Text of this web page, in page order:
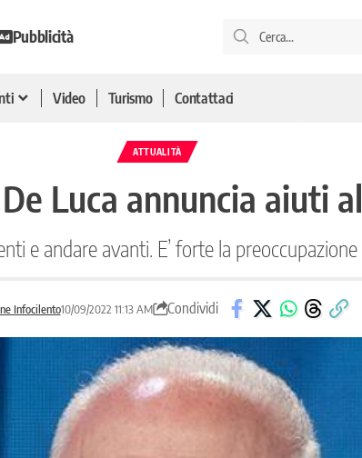
Pubblicità
Video Turismo Contattaci
ATTUALITÀ
Luca annuncia aiuti
e andare avanti. E’ forte la
Infocilento10/09/2022 11:13 AM Condividi